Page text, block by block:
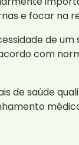
e focar na
de
com
de saúde